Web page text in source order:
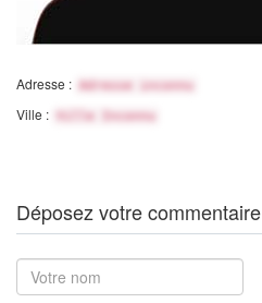
Adresse : Adresse inconnu
Ville : Ville Inconnu
Déposez votre commentaire